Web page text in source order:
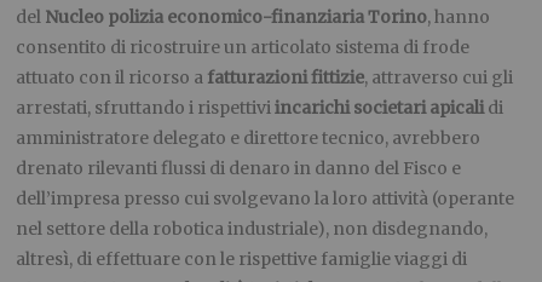
del Nucleo polizia economico-finanziaria Torino, hanno
consentito di ricostruire un articolato sistema di frode
attuato con il ricorso a fatturazioni fittizie, attraverso cui gli
arrestati, sfruttando i rispettiviincarichi societari apicalidi
amministratore delegato e direttore tecnico, avrebbero
drenato rilevanti flussi di denaro in danno del Fisco e
dell’impresa presso cui svolgevano la loro attività (operante
nel settore della robotica industriale), non disdegnando,
altresì, di effettuare con le rispettive famiglie viaggi di